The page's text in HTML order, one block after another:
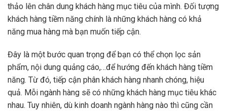
thảo lên chân dung khách hàng mục tiêu của mình. Đối tượng
khách hàng tiềm năng chính là những khách hàng có khả
năng mua hàng mà bạn muốn tiếp cận.
Đây là một bước quan trọng để bạn có thể chọn lọc sản
phẩm, nội dung quảng cáo,…để hướng đến khách hàng tiềm
năng. Từ đó, tiếp cận phân khách hàng nhanh chóng, hiệu
quả. Mỗi ngành hàng sẽ có những khách hàng mục tiêu khác
nhau. Tuy nhiên, dù kinh doanh ngành hàng nào thì cũng cần